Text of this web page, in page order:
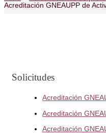
Acreditación GNEAUPP de
Solicitudes
Acreditación
Acreditación
Acreditación